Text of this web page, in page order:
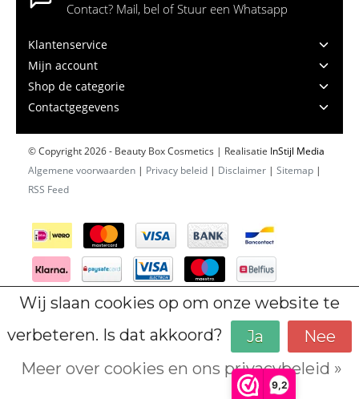
9,2
Contact? Mail, bel of Stuur een Whatsapp
Klantenservice
Mijn account
Shop de categorie
Contactgegevens
© Copyright 2026 - Beauty Box Cosmetics | Realisatie InStijl Media
Algemene voorwaarden | Privacy beleid | Disclaimer | Sitemap |
RSS Feed
Wij slaan cookies op om onze website te
verbeteren. Is dat akkoord?
Ja
Nee
Meer over cookies en ons privacybeleid »